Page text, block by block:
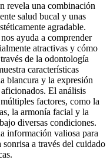
revela una combinación
salud bucal y unas
agradable.
ayuda a comprender
atractivas y cómo
de la odontología
características
blancura y la expresión
El análisis
factores, como la
la armonía facial y la
diversas condiciones.
información valiosa para
a través del cuidado